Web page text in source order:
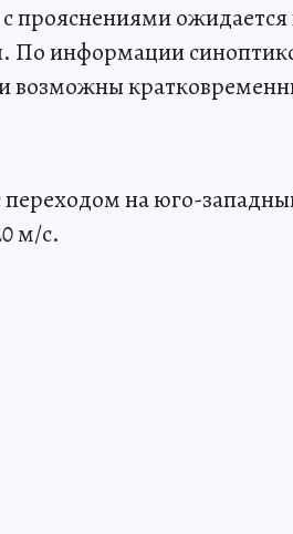
прояснениями
По информации
возможны
переходом на юго-
м/с.